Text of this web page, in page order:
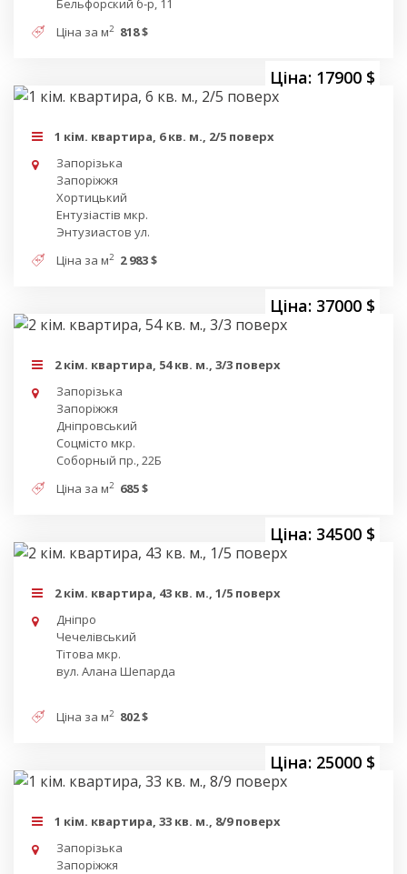
Бельфорский б-р, 11
Ціна за м2 818 $
Ціна: 17900 $
1 кім. квартира, 6 кв. м., 2/5 поверх
Запорізька
Запоріжжя
Хортицький
Ентузіастів мкр.
Энтузиастов ул.
Ціна за м2 2 983 $
Ціна: 37000 $
2 кім. квартира, 54 кв. м., 3/3 поверх
Запорізька
Запоріжжя
Дніпровський
Соцмісто мкр.
Соборный пр., 22Б
Ціна за м2 685 $
Ціна: 34500 $
2 кім. квартира, 43 кв. м., 1/5 поверх
Дніпро
Чечелівський
Тітова мкр.
вул. Алана Шепарда
Ціна за м2 802 $
Ціна: 25000 $
1 кім. квартира, 33 кв. м., 8/9 поверх
Запорізька
Запоріжжя